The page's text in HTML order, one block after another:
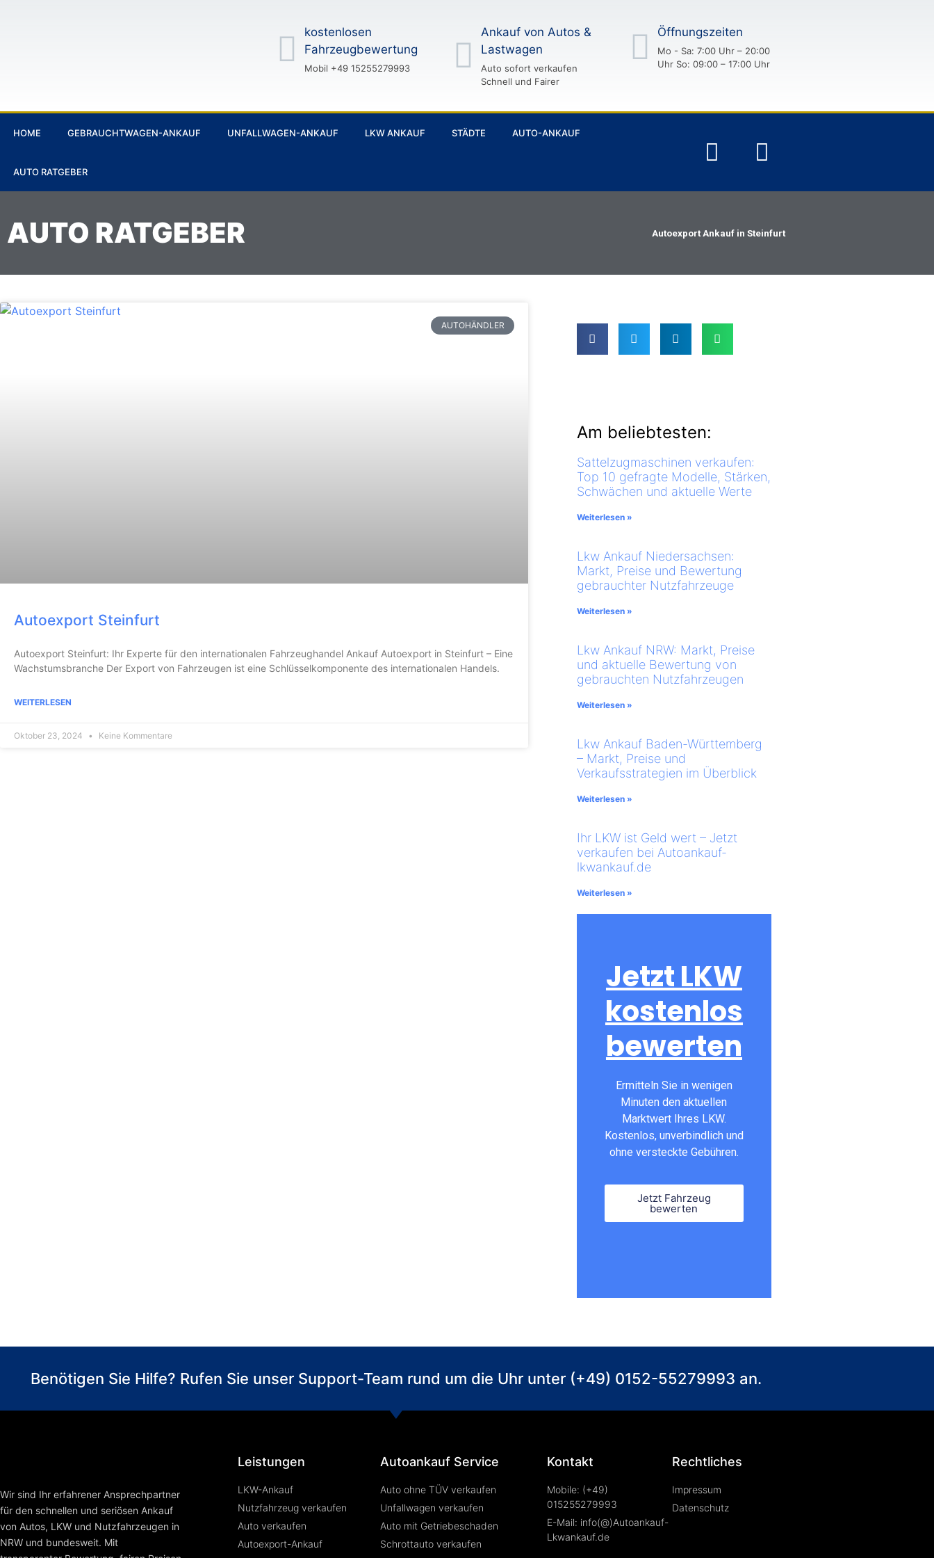
kostenlosen
Fahrzeugbewertung
Mobil +49 15255279993
Ankauf von Autos &
Lastwagen
Auto sofort verkaufen
Schnell und Fairer
Öffnungszeiten
Mo - Sa: 7:00 Uhr – 20:00
Uhr So: 09:00 – 17:00 Uhr
HOME GEBRAUCHTWAGEN-ANKAUF UNFALLWAGEN-ANKAUF LKW ANKAUF STÄDTE AUTO-ANKAUF
AUTO RATGEBER
AUTO RATGEBER Autoexport Ankauf in Steinfurt
AUTOHÄNDLER
Autoexport Steinfurt
Autoexport Steinfurt: Ihr Experte für den internationalen Fahrzeughandel Ankauf Autoexport in Steinfurt – Eine
Wachstumsbranche Der Export von Fahrzeugen ist eine Schlüsselkomponente des internationalen Handels.
WEITERLESEN
Oktober 23, 2024 Keine Kommentare
Am beliebtesten:
Sattelzugmaschinen verkaufen:
Top 10 gefragte Modelle, Stärken,
Schwächen und aktuelle Werte
Weiterlesen »
Lkw Ankauf Niedersachsen:
Markt, Preise und Bewertung
gebrauchter Nutzfahrzeuge
Weiterlesen »
Lkw Ankauf NRW: Markt, Preise
und aktuelle Bewertung von
gebrauchten Nutzfahrzeugen
Weiterlesen »
Lkw Ankauf Baden-Württemberg
– Markt, Preise und
Verkaufsstrategien im Überblick
Weiterlesen »
Ihr LKW ist Geld wert – Jetzt
verkaufen bei Autoankauf-
lkwankauf.de
Weiterlesen »
Jetzt LKW
kostenlos
bewerten
Ermitteln Sie in wenigen
Minuten den aktuellen
Marktwert Ihres LKW.
Kostenlos, unverbindlich und
ohne versteckte Gebühren.
Jetzt Fahrzeug
bewerten
Benötigen Sie Hilfe? Rufen Sie unser Support-Team rund um die Uhr unter (+49) 0152-55279993 an.
Wir sind Ihr erfahrener Ansprechpartner
für den schnellen und seriösen Ankauf
von Autos, LKW und Nutzfahrzeugen in
NRW und bundesweit. Mit
Leistungen
LKW-Ankauf
Nutzfahrzeug verkaufen
Auto verkaufen
Autoexport-Ankauf
Autoankauf Service
Auto ohne TÜV verkaufen
Unfallwagen verkaufen
Auto mit Getriebeschaden
Schrottauto verkaufen
Kontakt
Mobile: (+49)
015255279993
E-Mail: info(@)Autoankauf-
Lkwankauf.de
Rechtliches
Impressum
Datenschutz